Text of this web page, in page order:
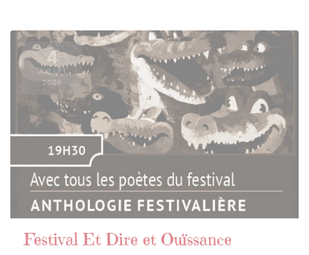
4
JUILLET
2026
Festival Et Dire et Ouïssance